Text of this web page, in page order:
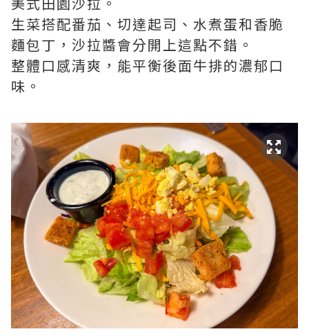
生菜搭配番茄、切達起司、水煮蛋和香脆
麵包丁，沙拉醬會分開上這點不錯。
整體口感清爽，能平衡後面牛排的濃郁口
味。